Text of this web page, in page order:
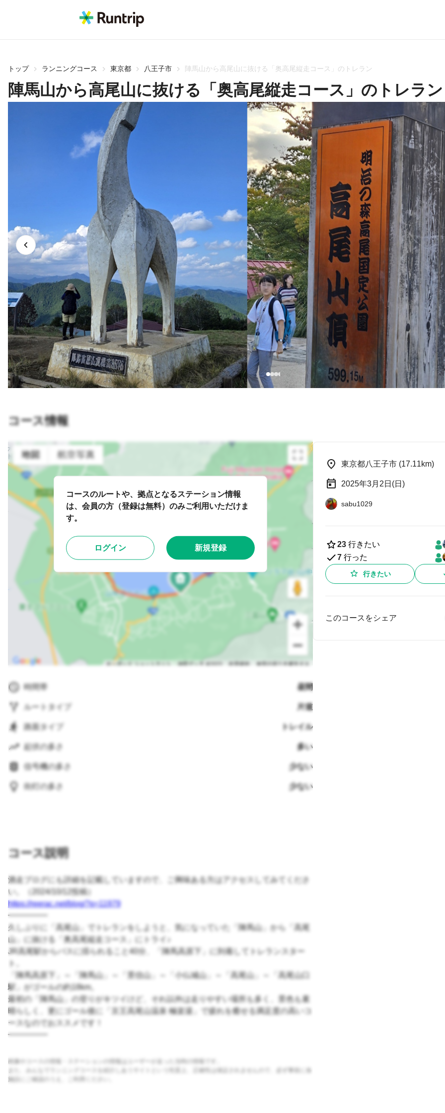
トップ ランニングコース 東京都 八王子市 陣馬山から高尾山に抜ける「奥高尾縦走コース」のトレラン
陣馬山から高尾山に抜ける「奥高尾縦走コース」のトレラン
コース情報
時間帯 昼間
ルートタイプ 片道
路面タイプ トレイル
起伏の多さ 多い
信号機の多さ 少ない
街灯の多さ 少ない
コース説明
酒走ブログにも詳細を記載していますので、ご興味ある方はアクセスしてみてくださ
い。（2024/10/12投稿）
https://reerac.net/blog/?p=11979
━━━━━
久しぶりに「高尾山」でトレランをしようと、気になっていた「陣馬山」から「高尾
山」に抜ける「奥高尾縦走コース」にトライ♪
JR高尾駅からバスに揺られること40分、「陣馬高原下」に到着してトレランスター
ト。
「陣馬高原下」～「陣馬山」～「景信山」～「小仏城山」～「高尾山」～「高尾山口
駅」がゴールの約18km。
最初の「陣馬山」の登りがキツイけど、それ以外は走りやすい場所も多く、景色も素
晴らしく、更にゴール後に「京王高尾山温泉 極楽湯」で疲れを癒せる満足度の高いコ
ースなのでおススメです！
━━━━━
画像やコースの情報・ステーションの情報はユーザーが走った当時の情報です。
また、みんなでランニングコースを紹介しあうサイトという性質上、正確性は保証されませんので、必ず事前に各
施設にご確認のうえ、ご利用ください。
コースのルートや、拠点となるステーション情報
は、会員の方（登録は無料）のみご利用いただけま
す。
ログイン 新規登録
東京都八王子市 (17.11km)
2025年3月2日(日)
sabu1029
23 行きたい
7 行った
行きたい
このコースをシェア